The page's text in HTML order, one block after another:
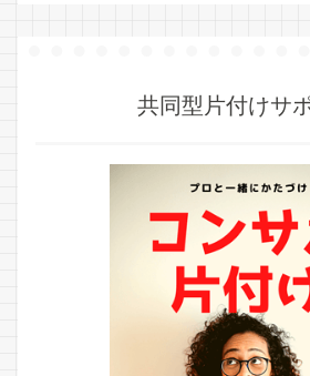
共同型片付けサ